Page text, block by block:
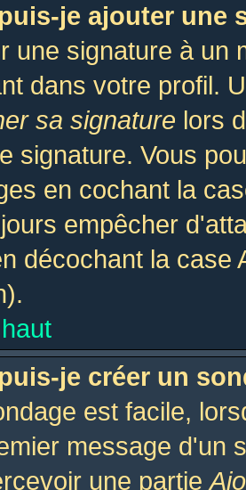
je ajouter une
une signature à un
dans votre profil.
sa signature lors
signature. Vous
en cochant la
empêcher
décochant la
je créer un
est facile,
message d'un
une partie